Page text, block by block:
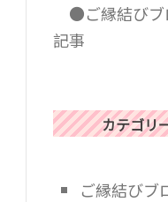
●ご縁結びブ
記事
カテゴリ
ご縁結びブ